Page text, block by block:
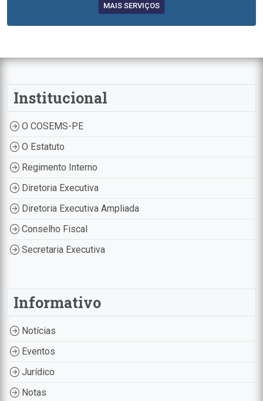
MAIS SERVIÇOS
Institucional
O COSEMS-PE
O Estatuto
Regimento Interno
Diretoria Executiva
Diretoria Executiva Ampliada
Conselho Fiscal
Secretaria Executiva
Informativo
Notícias
Eventos
Jurídico
Notas